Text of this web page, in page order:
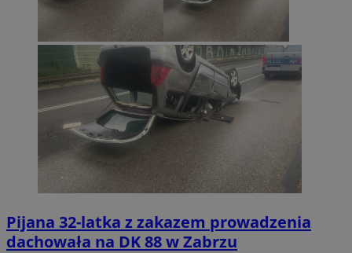
Pijana 32-latka z zakazem prowadzenia
dachowała na DK 88 w Zabrzu